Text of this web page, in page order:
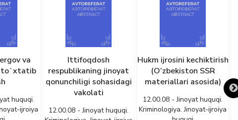
Ittifoqdosh
respublikaning jinoyat
qonunchiligi sohasidagi
vakolati
12.00.08 - Jinoyat huquqi.
Hukm ijrosini kechiktirish
(O’zbekiston SSR
materiallari asosida)
12.00.08 - Jinoyat huquqi.
Kriminologiya. Jinoyat-ijroiya